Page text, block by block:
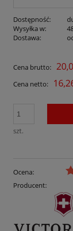
Dostępność:
Wysyłka w:
Dostawa:
Cena nie
Cena brutto:
Cena netto:
szt.
Ocena:
Producent: